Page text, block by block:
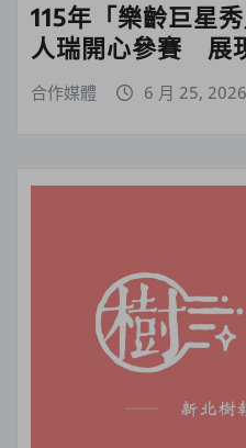
115年「樂齡巨星
人瑞開心參賽 展
合作媒體 6 月 25, 2026